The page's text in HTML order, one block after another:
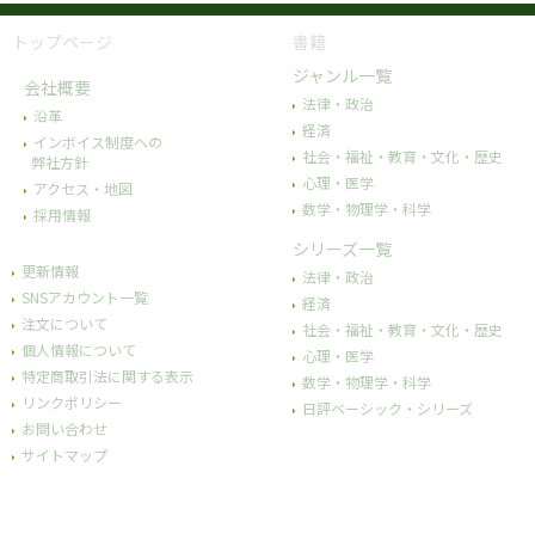
トップページ
会社概要
沿革
インボイス制度への
弊社方針
アクセス・地図
採用情報
更新情報
SNSアカウント一覧
注文について
個人情報について
特定商取引法に関する表示
リンクポリシー
お問い合わせ
サイトマップ
書籍
ジャンル一覧
法律・政治
経済
社会・福祉・教育・文化・歴史
心理・医学
数学・物理学・科学
シリーズ一覧
法律・政治
経済
社会・福祉・教育・文化・歴史
心理・医学
数学・物理学・科学
日評ベーシック・シリーズ